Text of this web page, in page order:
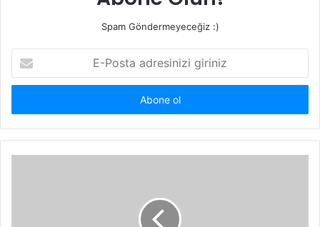
Spam Göndermeyeceğiz :)
Posta
adresinizi